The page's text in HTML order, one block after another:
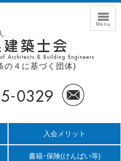
の４に基づく団体)
入会メリット
書籍･保険(けんばい等)